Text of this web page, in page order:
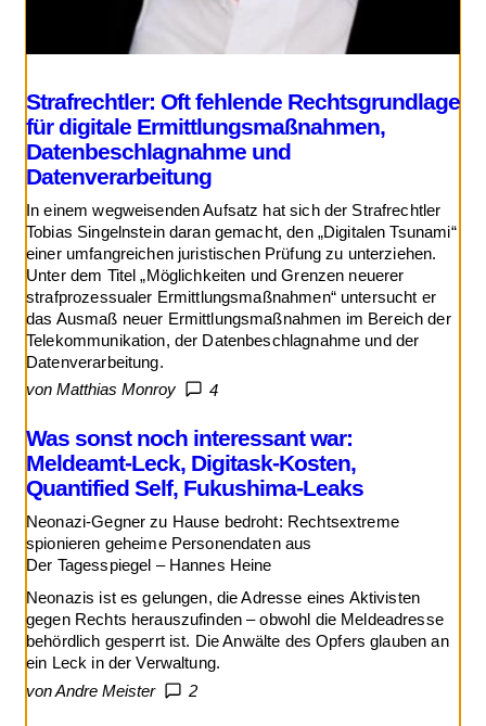
Strafrechtler: Oft fehlende Rechtsgrundlage
für digitale Ermittlungsmaßnahmen,
Datenbeschlagnahme und
Datenverarbeitung
In einem wegweisenden Aufsatz hat sich der Strafrechtler
Tobias Singelnstein daran gemacht, den „Digitalen Tsunami“
einer umfangreichen juristischen Prüfung zu unterziehen.
Unter dem Titel „Möglichkeiten und Grenzen neuerer
strafprozessualer Ermittlungsmaßnahmen“ untersucht er
das Ausmaß neuer Ermittlungsmaßnahmen im Bereich der
Telekommunikation, der Datenbeschlagnahme und der
Datenverarbeitung.
von Matthias Monroy
4
Was sonst noch interessant war:
Meldeamt-Leck, Digitask-Kosten,
Quantified Self, Fukushima-Leaks
Neonazi-Gegner zu Hause bedroht: Rechtsextreme
spionieren geheime Personendaten aus
Der Tagesspiegel – Hannes Heine
Neonazis ist es gelungen, die Adresse eines Aktivisten
gegen Rechts herauszufinden – obwohl die Meldeadresse
behördlich gesperrt ist. Die Anwälte des Opfers glauben an
ein Leck in der Verwaltung.
von Andre Meister
2